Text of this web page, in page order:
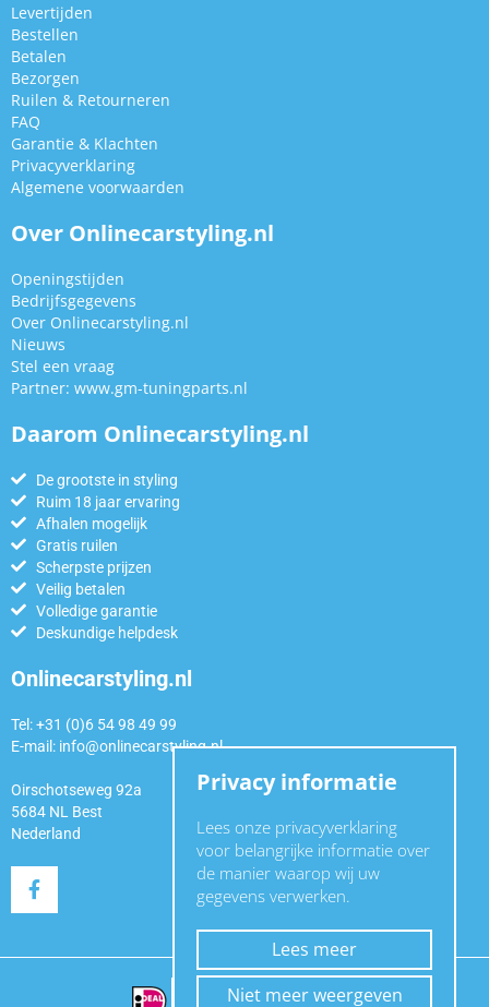
Levertijden
Bestellen
Betalen
Bezorgen
Ruilen & Retourneren
FAQ
Garantie & Klachten
Privacyverklaring
Algemene voorwaarden
Over Onlinecarstyling.nl
Openingstijden
Bedrijfsgegevens
Over Onlinecarstyling.nl
Nieuws
Stel een vraag
Partner: www.gm-tuningparts.nl
Daarom Onlinecarstyling.nl
De grootste in styling
Ruim 18 jaar ervaring
Afhalen mogelijk
Gratis ruilen
Scherpste prijzen
Veilig betalen
Volledige garantie
Deskundige helpdesk
Onlinecarstyling.nl
Tel: +31 (0)6 54 98 49 99
E-mail: info@onlinecarstyling.nl
Oirschotseweg 92a
5684 NL Best
Nederland
Privacy informatie
Lees onze privacyverklaring
voor belangrijke informatie over
de manier waarop wij uw
gegevens verwerken.
Lees meer
Niet meer weergeven